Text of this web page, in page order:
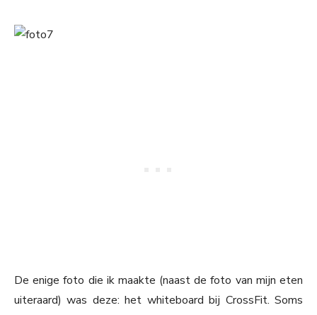
De enige foto die ik maakte (naast de foto van mijn eten
uiteraard) was deze: het whiteboard bij CrossFit. Soms